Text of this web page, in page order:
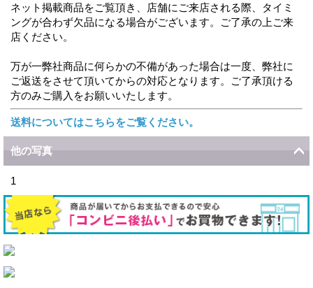
ネット掲載商品をご覧頂き、店舗にご来店される際、タイミ
ングが合わず欠品になる場合がございます。ご了承の上ご来
店ください。
万が一弊社商品に何らかの不備があった場合は一度、弊社に
ご返送をさせて頂いてからの対応となります。ご了承頂ける
方のみご購入をお願いいたします。
送料についてはこちらをご覧ください。
他の写真
1